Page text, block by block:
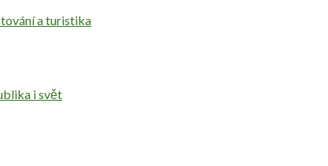
a turistika